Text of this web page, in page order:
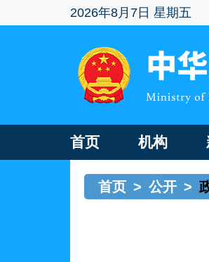
2026年8月7日 星期五
首页 机构
首页 > 公开 >